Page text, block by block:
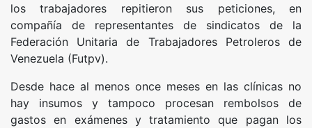
los trabajadores repitieron sus peticiones, en
compañía de representantes de sindicatos de la
Federación Unitaria de Trabajadores Petroleros de
Venezuela (Futpv).
Desde hace al menos once meses en las clínicas no
hay insumos y tampoco procesan rembolsos de
gastos en exámenes y tratamiento que pagan los